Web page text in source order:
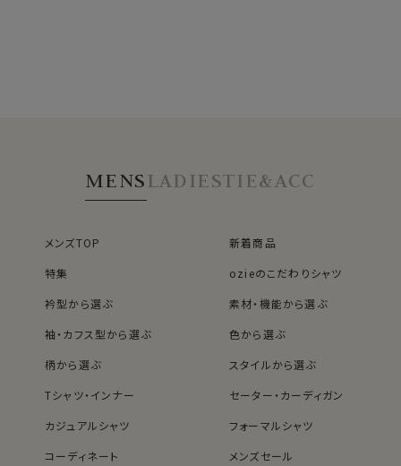
MENSLADIESTIE&ACC
メンズTOP
新着商品
特集
ozieのこだわりシャツ
衿型から選ぶ
素材・機能から選ぶ
袖・カフス型から選ぶ
色から選ぶ
柄から選ぶ
スタイルから選ぶ
Tシャツ・インナー
セーター・カーディガン
カジュアルシャツ
フォーマルシャツ
コーディネート
メンズセール